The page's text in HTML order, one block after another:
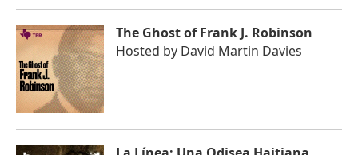
The Ghost of Frank J. Robinson
Hosted by David Martin Davies